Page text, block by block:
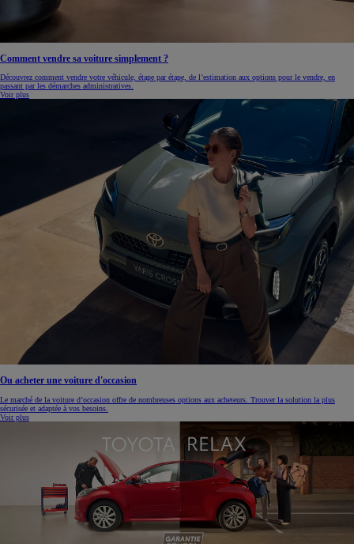
Comment vendre sa voiture simplement ?
Découvrez comment vendre votre véhicule, étape par étape, de l’estimation aux options pour le vendre, en
passant par les démarches administratives.
Voir plus
Ou acheter une voiture d'occasion
Le marché de la voiture d’occasion offre de nombreuses options aux acheteurs. Trouver la solution la plus
sécurisée et adaptée à vos besoins.
Voir plus